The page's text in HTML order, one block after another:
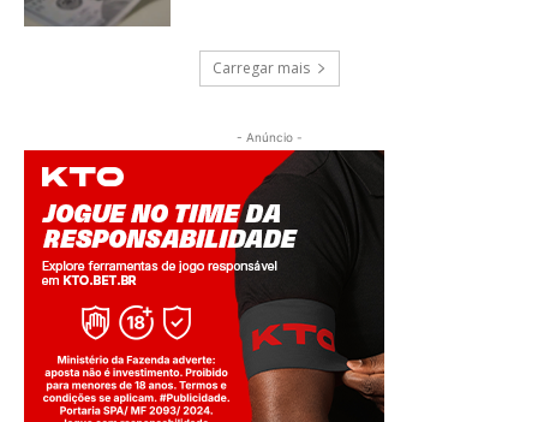
Carregar mais
- Anúncio -